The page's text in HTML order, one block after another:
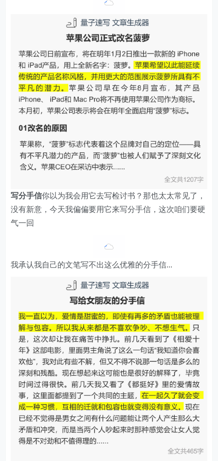
写分手信你以为我会用它去写检讨书？那也太太常见了，
没有新意，今天我偏偏要用它来写分手信，这次咱们要硬
气一回
我承认我自己的文笔写不出这么优雅的分手信...